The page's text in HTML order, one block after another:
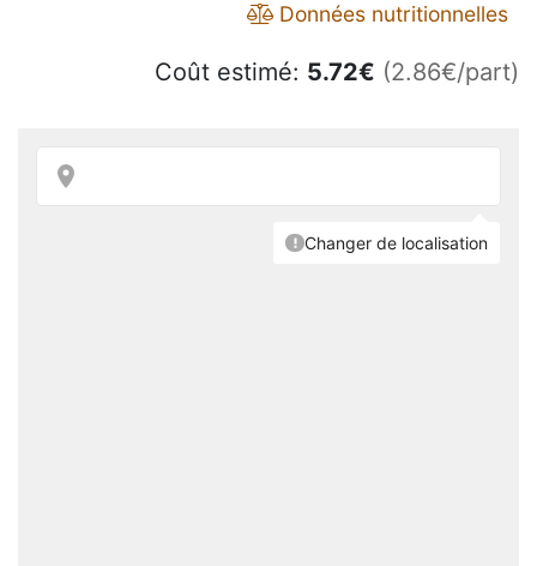
Données nutritionnelles
Coût estimé: 5.72€ (2.86€/part)